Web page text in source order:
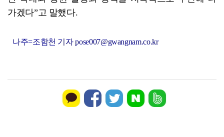
가겠다”고 말했다.
나주=조함천 기자 pose007@gwangnam.co.kr